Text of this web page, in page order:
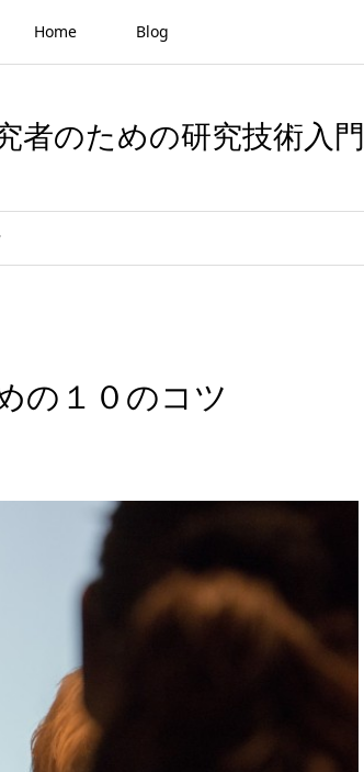
Home Blog
者のための研究技術入門
の１０のコツ